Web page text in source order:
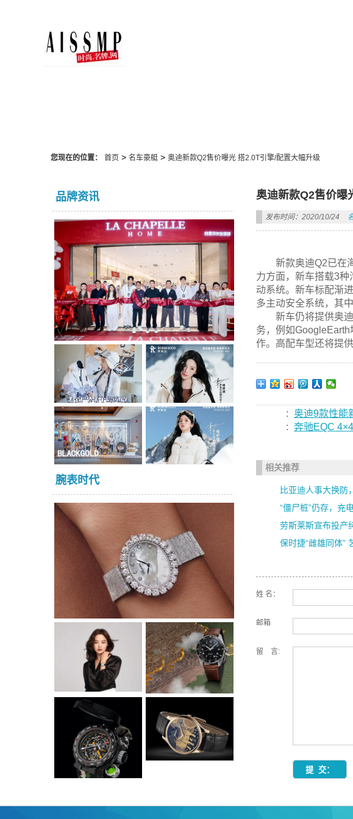
您现在的位置： 首页> 名车豪艇> 奥迪新款Q2售价曝光 搭2.0T引擎/配置大幅升级
品牌资讯
腕表时代
奥迪新款Q2售价曝
发布时间：2020/10/24
新款奥迪Q2已在
力方面，新车搭载3
动系统。新车标配渐
多主动安全系统，其
新车仍将提供奥
务，例如
作。高配车型还将提
:
奥迪9款性能
:
奔驰EQC
相关推荐
比亚迪人事大换防
“僵尸桩”仍存，充
劳斯莱斯宣布投产
保时捷“雌雄同体”
姓 名：
邮箱
留 言: